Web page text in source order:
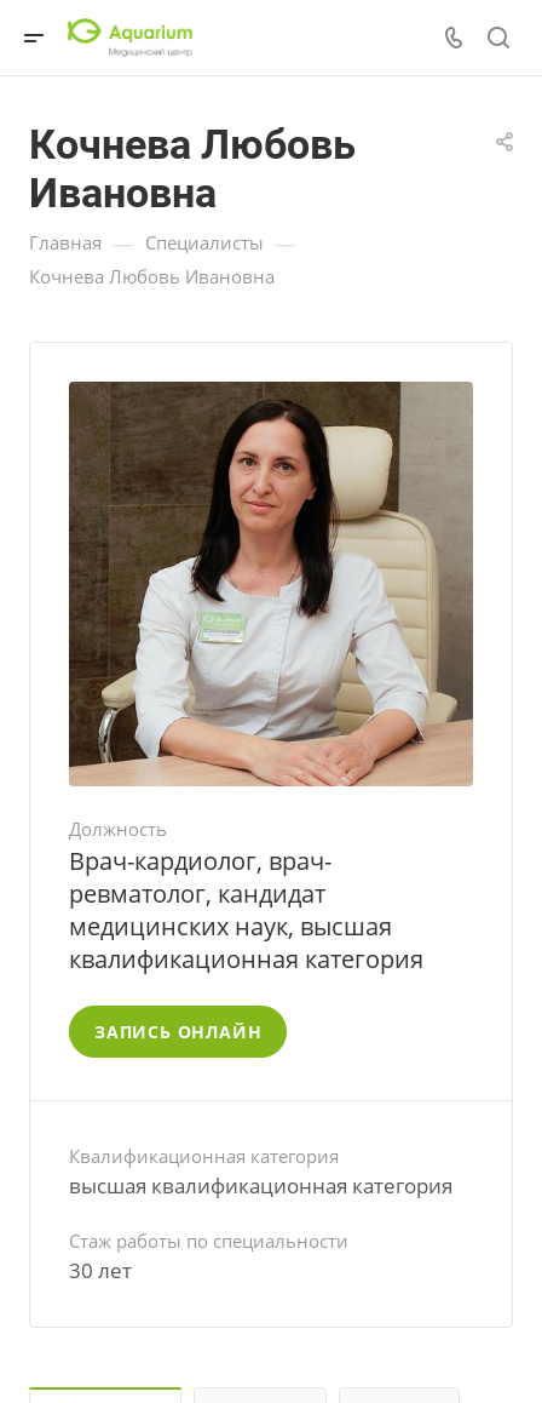
Кочнева Любовь
Ивановна
Главная — Специалисты —
Кочнева Любовь Ивановна
Должность
Врач-кардиолог, врач-
ревматолог, кандидат
медицинских наук, высшая
квалификационная категория
ЗАПИСЬ ОНЛАЙН
Квалификационная категория
высшая квалификационная категория
Стаж работы по специальности
30 лет